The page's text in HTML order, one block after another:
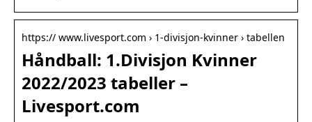
https:// www.livesport.com › 1-divisjon-kvinner › tabellen
Håndball: 1.Divisjon Kvinner
2022/2023 tabeller –
Livesport.com